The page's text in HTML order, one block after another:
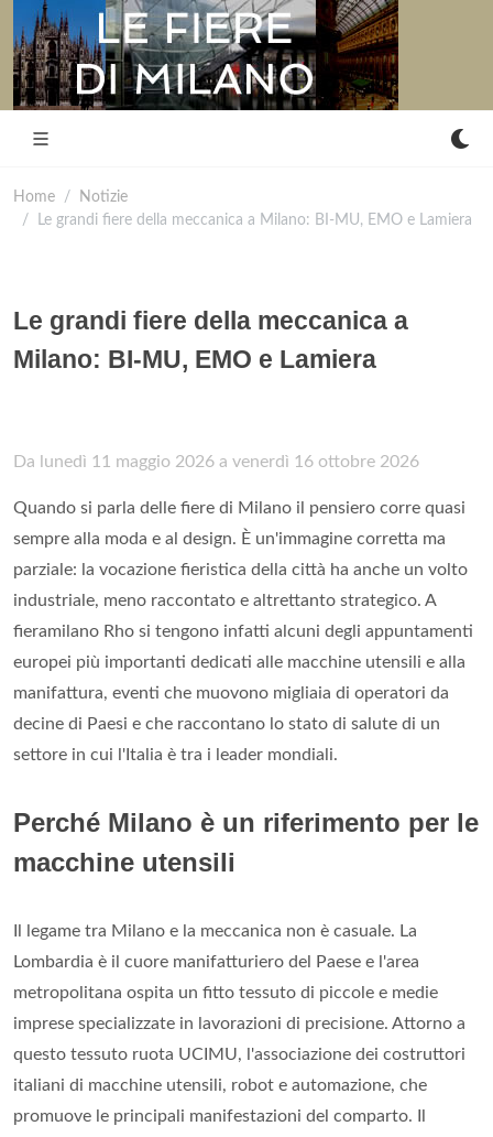
Home
Notizie
Le grandi fiere della meccanica a Milano: BI-MU, EMO e Lamiera
Le grandi fiere della meccanica a
Milano: BI-MU, EMO e Lamiera
Da lunedì 11 maggio 2026 a venerdì 16 ottobre 2026
Quando si parla delle fiere di Milano il pensiero corre quasi
sempre alla moda e al design. È un'immagine corretta ma
parziale: la vocazione fieristica della città ha anche un volto
industriale, meno raccontato e altrettanto strategico. A
fieramilano Rho si tengono infatti alcuni degli appuntamenti
europei più importanti dedicati alle macchine utensili e alla
manifattura, eventi che muovono migliaia di operatori da
decine di Paesi e che raccontano lo stato di salute di un
settore in cui l'Italia è tra i leader mondiali.
Perché Milano è un riferimento per le
macchine utensili
Il legame tra Milano e la meccanica non è casuale. La
Lombardia è il cuore manifatturiero del Paese e l'area
metropolitana ospita un fitto tessuto di piccole e medie
imprese specializzate in lavorazioni di precisione. Attorno a
questo tessuto ruota UCIMU, l'associazione dei costruttori
italiani di macchine utensili, robot e automazione, che
promuove le principali manifestazioni del comparto. Il